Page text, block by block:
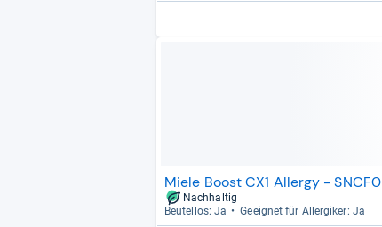
Miele Boost CX1 Allergy - SNCF0
Nachhaltig
Beu­tel­los: Ja
Geeig­net für All­er­gi­ker: Ja